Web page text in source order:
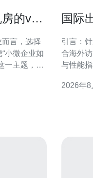
的vps
言，选择
小微企业如
一主题，分
撑稳定的
国际
引言：
合海外
与性能
定性与成本效益。 香港
2026年8